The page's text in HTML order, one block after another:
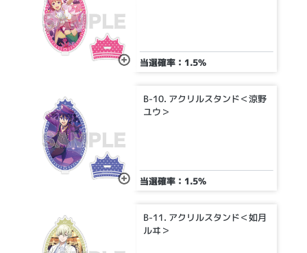
当選確率：1.5%
当選確率：1.5%
B-10. アクリルスタンド＜涼野
ユウ＞
B-11. アクリルスタンド＜如月
ルヰ＞